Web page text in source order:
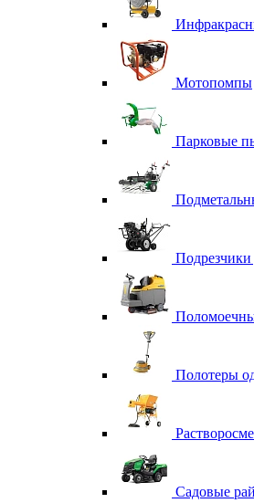
Мотопомпы
Парковые
Подрезчики
Полотеры
Садовые